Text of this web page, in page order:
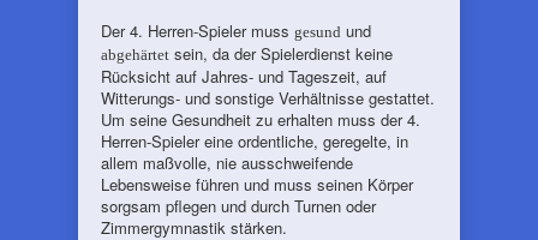
Der 4. Herren-Spieler muss gesund und
abgehärtet sein, da der Spielerdienst keine
Rücksicht auf Jahres- und Tageszeit, auf
Witterungs- und sonstige Verhältnisse gestattet.
Um seine Gesundheit zu erhalten muss der 4.
Herren-Spieler eine ordentliche, geregelte, in
allem maßvolle, nie ausschweifende
Lebensweise führen und muss seinen Körper
sorgsam pflegen und durch Turnen oder
Zimmergymnastik stärken.